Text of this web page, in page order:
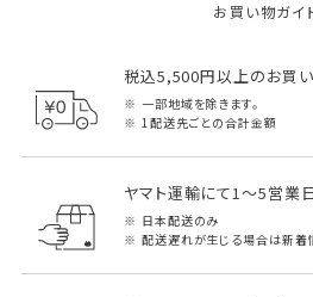
お買い物ガイ
税込5,500円以上のお買
一部地域を除きます。
1配送先ごとの合計金額
ヤマト運輸にて1～5営業
日本配送のみ
配送遅れが生じる場合は新着